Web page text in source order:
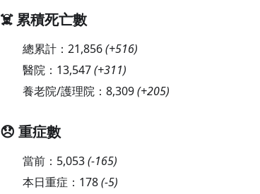
☠️ 累積死亡數
總累計： 21,856(+516)
醫院： 13,547(+311)
養老院/護理院： 8,309(+205)
😞 重症數
當前： 5,053(-165)
本日重症： 178(-5)